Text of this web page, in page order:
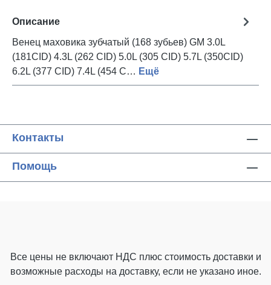
Описание
Венец маховика зубчатый (168 зубьев) GM 3.0L
(181CID) 4.3L (262 CID) 5.0L (305 CID) 5.7L (350CID)
6.2L (377 CID) 7.4L (454 C… Ещё
Контакты
Помощь
Все цены не включают НДС плюс стоимость доставки и
возможные расходы на доставку, если не указано иное.